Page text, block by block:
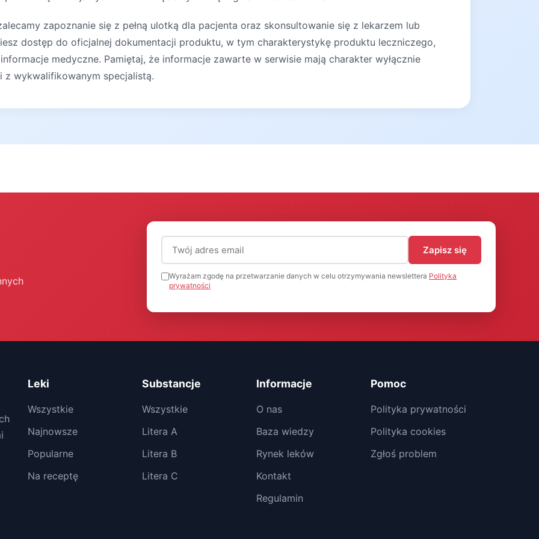
zapoznanie się z pełną ulotką dla pacjenta oraz skonsultowanie się z lekarzem lub
dostęp do oficjalnej dokumentacji produktu, w tym charakterystykę produktu leczniczego,
medyczne. Pamiętaj, że informacje zawarte w serwisie mają charakter wyłącznie
z wykwalifikowanym specjalistą.
Adres email (wymagany)
Zapisz się
Wyrażam zgodę na przetwarzanie danych w celu otrzymywania newslettera Polityka
prywatności
Leki
Wszystkie
Najnowsze
Popularne
Na receptę
Substancje
Wszystkie
Litera A
Litera B
Litera C
Informacje
O nas
Baza wiedzy
Rynek leków
Kontakt
Regulamin
Pomoc
Polityka prywatności
Polityka cookies
Zgłoś problem